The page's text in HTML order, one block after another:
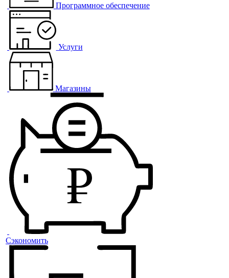
Программное обеспечение
Услуги
Магазины
Сэкономить